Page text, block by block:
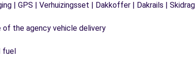
| GPS | Verhuizingsset | Dakkoffer | Dakrails |
the agency vehicle delivery